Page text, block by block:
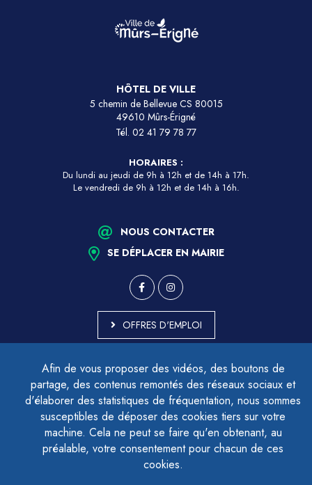
Afin de vous proposer des vidéos, des boutons de
partage, des contenus remontés des réseaux sociaux et
d'élaborer des statistiques de fréquentation, nous sommes
susceptibles de déposer des cookies tiers sur votre
machine. Cela ne peut se faire qu'en obtenant, au
préalable, votre consentement pour chacun de ces
cookies.
HÔTEL DE VILLE
5 chemin de Bellevue CS 80015
49610 Mûrs-Érigné
Tél. 02 41 79 78 77
HORAIRES :
Du lundi au jeudi de 9h à 12h et de 14h à 17h.
Le vendredi de 9h à 12h et de 14h à 16h.
NOUS CONTACTER
SE DÉPLACER EN MAIRIE
OFFRES D'EMPLOI
ACCESSIBILITÉ - PARTIELLEMENT CONFORME
PLAN DU SITE
MENTIONS LÉGALES
CONTACTER LE DÉLÉGUÉ À LA PROTECTION DES DONNÉES
GESTION DES COOKIES